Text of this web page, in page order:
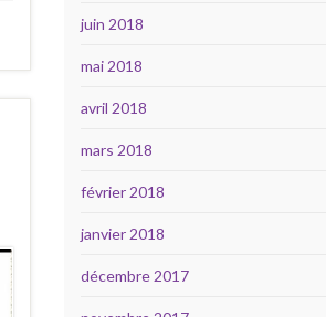
juin 2018
mai 2018
avril 2018
mars 2018
février 2018
janvier 2018
décembre 2017